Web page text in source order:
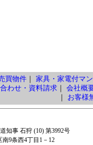
買物件｜ 家具・家電付マ
わせ・資料請求｜ 会社概
お客様
事 石狩 (10) 第3992号
9条西4丁目1－12